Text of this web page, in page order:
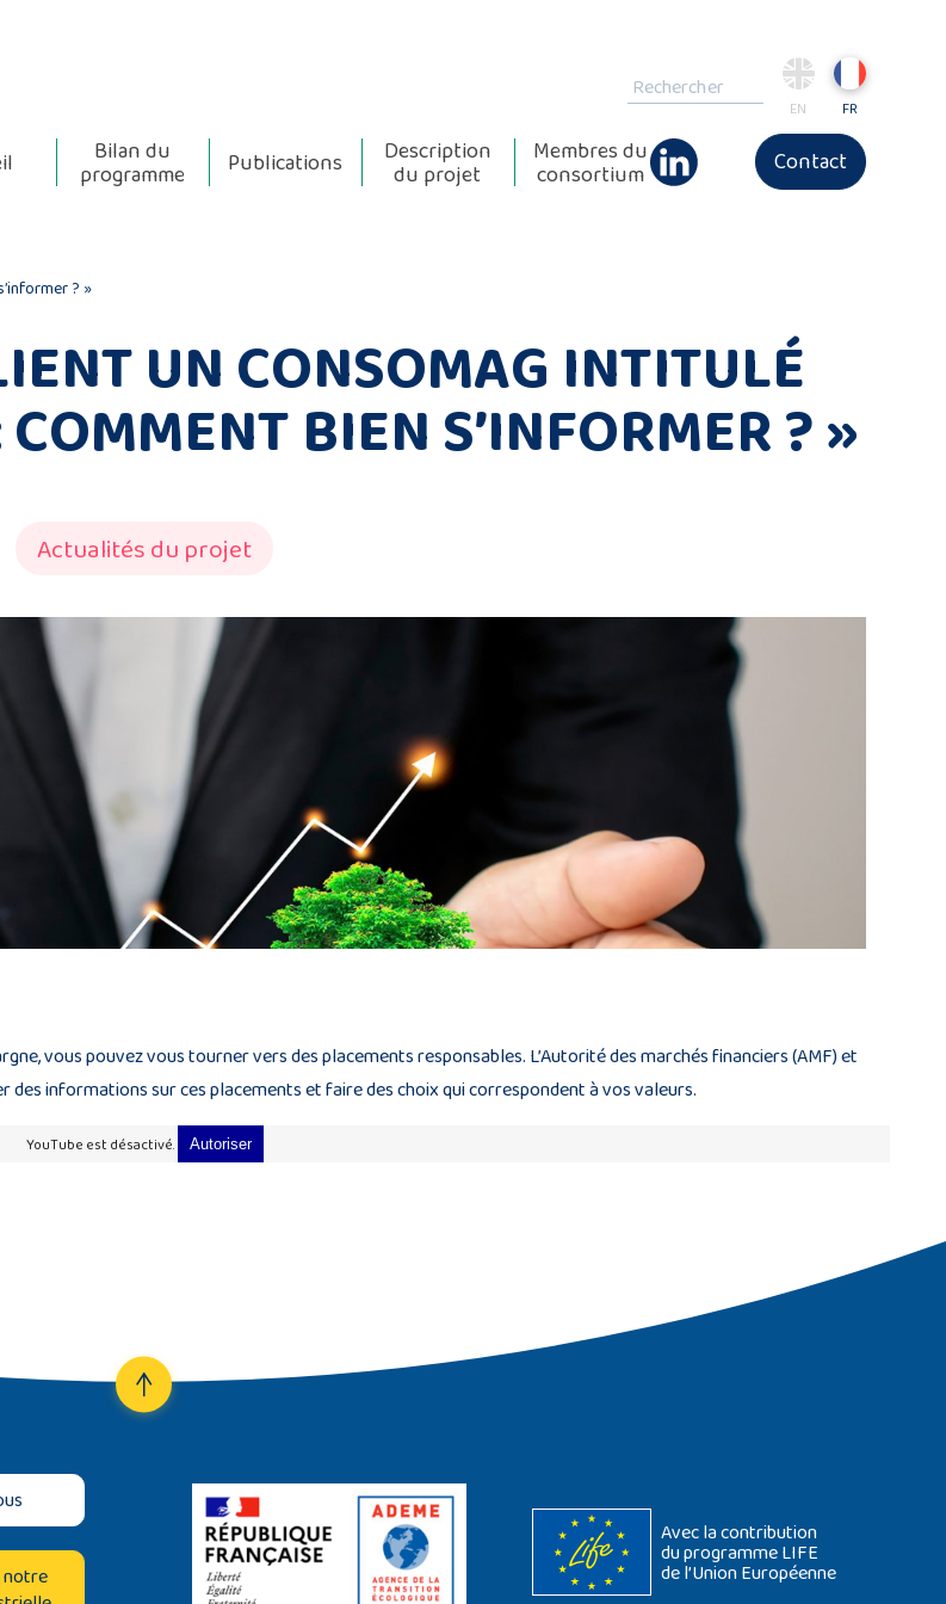
EN FR
Bilan du
programme Publications Description
du projet
Membres du
consortium Contact
? »
UN CONSOMAG INTITULÉ
BIEN S’INFORMER ? »
Actualités du projet
vous pouvez vous tourner vers des placements responsables. L’Autorité des marchés financiers (AMF) et
informations sur ces placements et faire des choix qui correspondent à vos valeurs.
YouTube est désactivé. Autoriser
notre
Avec la contribution
du programme LIFE
de l’Union Européenne